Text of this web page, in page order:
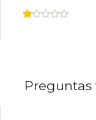
Preguntas